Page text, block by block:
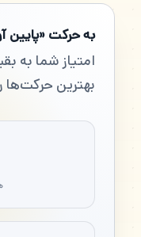
به حرکت «پایین
امتیاز شما به
بهترین حرکت‌ها